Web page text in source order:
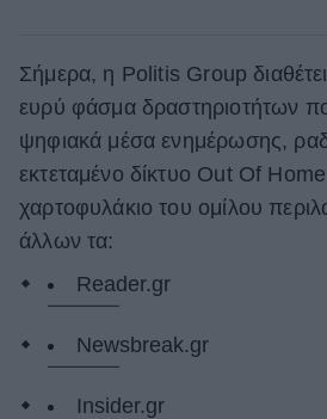
Σήμερα, η Politis Group
ευρύ φάσμα δραστηριοτήτων
ψηφιακά μέσα ενημέρωσης,
εκτεταμένο δίκτυο Out Of
χαρτοφυλάκιο του ομίλου
άλλων τα:
Reader.gr
Newsbreak.gr
Insider.gr